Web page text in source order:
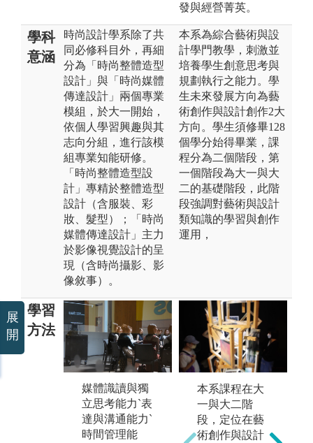
發與經營菁英。
學科
意涵
時尚設計學系除了共
同必修科目外，再細
分為「時尚整體造型
設計」與「時尚媒體
傳達設計」兩個專業
模組，於大一開始，
依個人學習興趣與其
志向分組，進行該模
組專業知能研修。
「時尚整體造型設
計」專精於整體造型
設計（含服裝、彩
妝、髮型）；「時尚
媒體傳達設計」主力
於影像視覺設計的呈
現（含時尚攝影、影
像敘事）。
本系為綜合藝術與設
計學門教學，刺激並
培養學生創意思考與
規劃執行之能力。學
生未來發展方向為藝
術創作與設計創作2大
方向。學生須修畢128
個學分始得畢業，課
程分為二個階段，第
一個階段為大一與大
二的基礎階段，此階
段強調對藝術與設計
類知識的學習與創作
運用，
學習
方法
媒體識讀與獨
立思考能力`表
達與溝通能力`
時間管理能
本系課程在大
一與大二階
段，定位在藝
術創作與設計
展
開